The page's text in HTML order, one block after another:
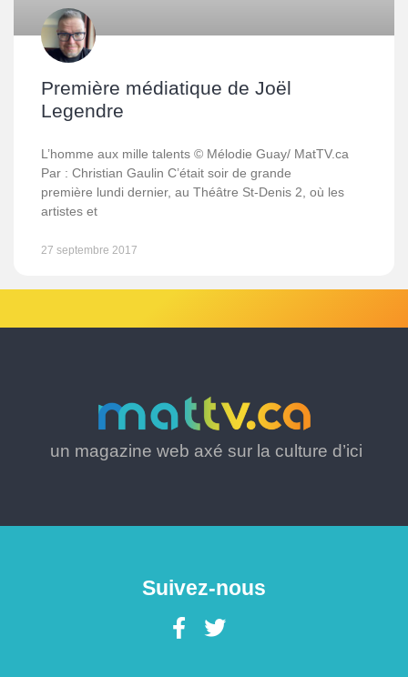
Première médiatique de Joël
Legendre
L’homme aux mille talents © Mélodie Guay/ MatTV.ca
Par : Christian Gaulin C’était soir de grande
première lundi dernier, au Théâtre St-Denis 2, où les
artistes et
27 septembre 2017
un magazine web axé sur la culture d’ici
Suivez-nous